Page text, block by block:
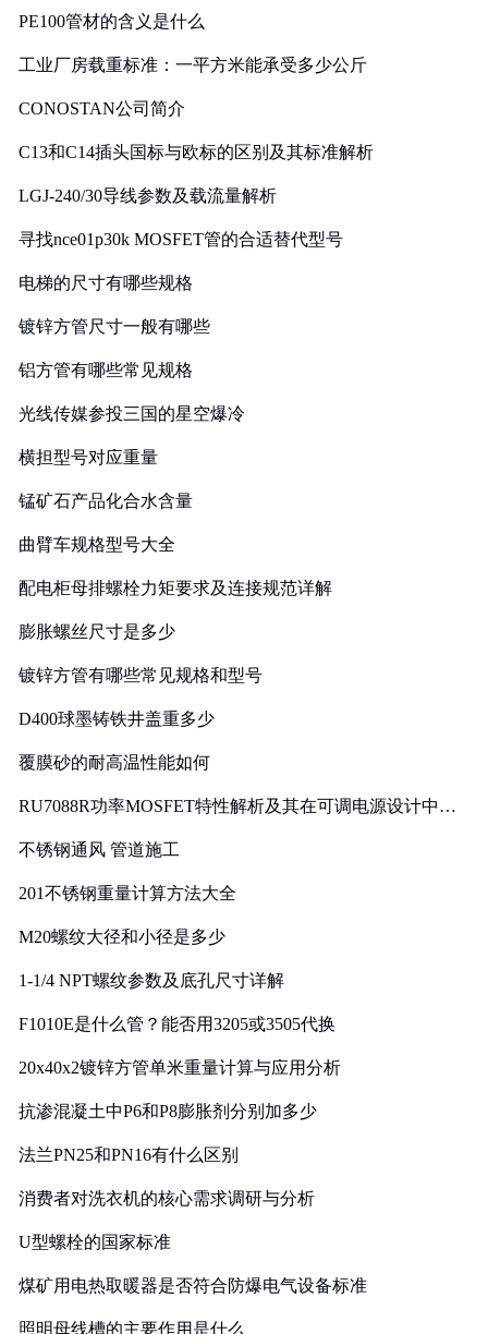
PE100管材的含义是什么
工业厂房载重标准：一平方米能承受多少公斤
CONOSTAN公司简介
C13和C14插头国标与欧标的区别及其标准解析
LGJ-240/30导线参数及载流量解析
寻找nce01p30k MOSFET管的合适替代型号
电梯的尺寸有哪些规格
镀锌方管尺寸一般有哪些
铝方管有哪些常见规格
光线传媒参投三国的星空爆冷
横担型号对应重量
锰矿石产品化合水含量
曲臂车规格型号大全
配电柜母排螺栓力矩要求及连接规范详解
膨胀螺丝尺寸是多少
镀锌方管有哪些常见规格和型号
D400球墨铸铁井盖重多少
覆膜砂的耐高温性能如何
RU7088R功率MOSFET特性解析及其在可调电源设计中的
不锈钢通风 管道施工
201不锈钢重量计算方法大全
M20螺纹大径和小径是多少
1-1/4 NPT螺纹参数及底孔尺寸详解
F1010E是什么管？能否用3205或3505代换
20x40x2镀锌方管单米重量计算与应用分析
抗渗混凝土中P6和P8膨胀剂分别加多少
法兰PN25和PN16有什么区别
消费者对洗衣机的核心需求调研与分析
U型螺栓的国家标准
煤矿用电热取暖器是否符合防爆电气设备标准
照明母线槽的主要作用是什么